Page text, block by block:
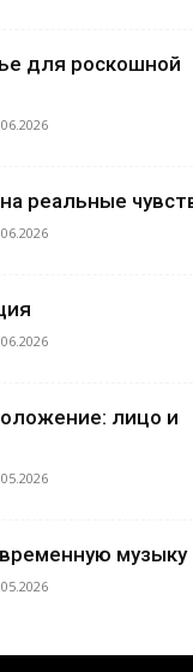
для роскошной
реальные
лицо и
музыку